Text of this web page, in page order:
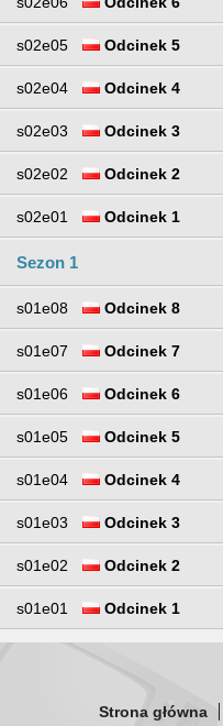
s02e05 Odcinek 5
s02e04 Odcinek 4
s02e03 Odcinek 3
s02e02 Odcinek 2
s02e01 Odcinek 1
Sezon 1
s01e08 Odcinek 8
s01e07 Odcinek 7
s01e06 Odcinek 6
s01e05 Odcinek 5
s01e04 Odcinek 4
s01e03 Odcinek 3
s01e02 Odcinek 2
s01e01 Odcinek 1
Strona główna